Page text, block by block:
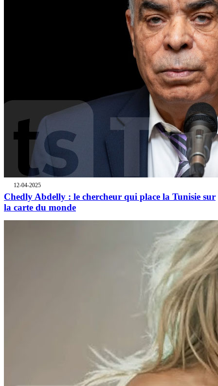
12-04-2025
Chedly Abdelly : le chercheur qui place la Tunisie sur
la carte du monde